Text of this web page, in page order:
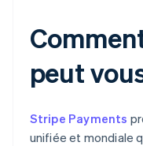
peut
Stripe Payments
unifiée et mondiale